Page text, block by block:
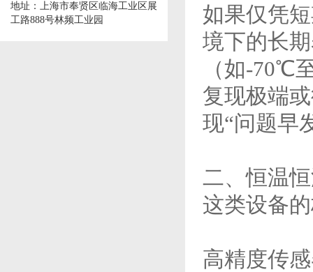
地址：上海市奉贤区临海工业区展
工路888号林频工业园
如果仅凭
境下的长
（如-70℃
复现极端
现“问题早
二、恒温
这类设备
高精度传